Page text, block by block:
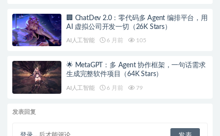
🏢 ChatDev 2.0：零代码多 Agent 编排平台，用
AI 虚拟公司开发一切（26K Stars）
AI人工智能 6 月前 105
🌟 MetaGPT：多 Agent 协作框架，一句话需求
生成完整软件项目（64K Stars）
AI人工智能 6 月前 79
发表回复